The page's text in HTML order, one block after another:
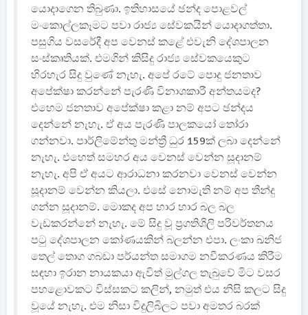
යොදාගෙන තිබුණා. ඉතිහාසයේ ඡන්ද පොළවල්
මංකොල්ලකෑමට පවා රාජ්‍ය සේවකයින් යොදාගත්තා.
පසුගිය වසරේදී අප වෙනස් කළේ එවැනි දේශපාලන
සංස්කෘතියක්. එමගින් කිසිදු රාජ්‍ය සේවකයෙකුට
හිරහැර සිදු වුණේ නැහැ. අපේ රටේ පොදු ජනතාව
අපේක්ෂා කරන්නේ පැරණි විනාශකාරී අන්තයමද?
එහෙම ජනතාව අපේක්ෂා කළා නම් අපට ඡන්දය
දෙන්නේ නැහැ. ඒ අය පැරණි පාලකයෝ තෝරා
ගන්නවා. පාර්ලිමේන්තු මන්ත්‍රී ධුර 159ක් ලබා දෙන්නේ
නැහැ. එහෙත් සමහර අය වෙනස් වෙන්න සූදානම්
නැහැ. අපි ඒ අයට ආරාධනා කරනවා වෙනස් වෙන්න
සූදානම් වෙන්න කියලා. එසේ නොමැති නම් අප තීන්දු
ගන්න සූදානම්. මොකද අප හාර හාර බල බල
වැඩකරන්නේ නැහැ. මේ සිදු වූ ප්‍රගතිශිලි පරිවර්තනය
පටු දේශපාලන කෝණයකින් බලන්න එපා. ලංකා ඛනිජ
තෙල් තොග ගබඩා පර්යන්ත සමාගම නවීකරණය කිරීම
සඳහා ඉරාන නායකයා ඇවිත් මුල්ගල තැබුවේ මිට වසර
පහ‍ළොවකට විස්සකට කලින්, නමුත් එය නිසි කලට සිදු
වූයේ නැහැ. එම නිසා විදුලිබිලට පවා අමතර බරක්